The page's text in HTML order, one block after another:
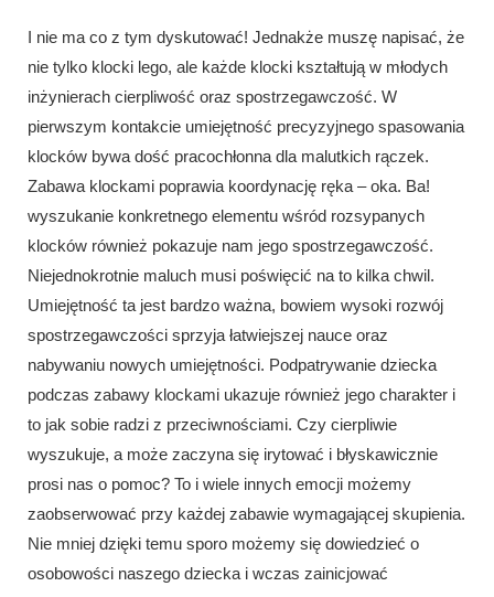
I nie ma co z tym dyskutować! Jednakże muszę napisać, że
nie tylko klocki lego, ale każde klocki kształtują w młodych
inżynierach cierpliwość oraz spostrzegawczość. W
pierwszym kontakcie umiejętność precyzyjnego spasowania
klocków bywa dość pracochłonna dla malutkich rączek.
Zabawa klockami poprawia koordynację ręka – oka. Ba!
wyszukanie konkretnego elementu wśród rozsypanych
klocków również pokazuje nam jego spostrzegawczość.
Niejednokrotnie maluch musi poświęcić na to kilka chwil.
Umiejętność ta jest bardzo ważna, bowiem wysoki rozwój
spostrzegawczości sprzyja łatwiejszej nauce oraz
nabywaniu nowych umiejętności. Podpatrywanie dziecka
podczas zabawy klockami ukazuje również jego charakter i
to jak sobie radzi z przeciwnościami. Czy cierpliwie
wyszukuje, a może zaczyna się irytować i błyskawicznie
prosi nas o pomoc? To i wiele innych emocji możemy
zaobserwować przy każdej zabawie wymagającej skupienia.
Nie mniej dzięki temu sporo możemy się dowiedzieć o
osobowości naszego dziecka i wczas zainicjować